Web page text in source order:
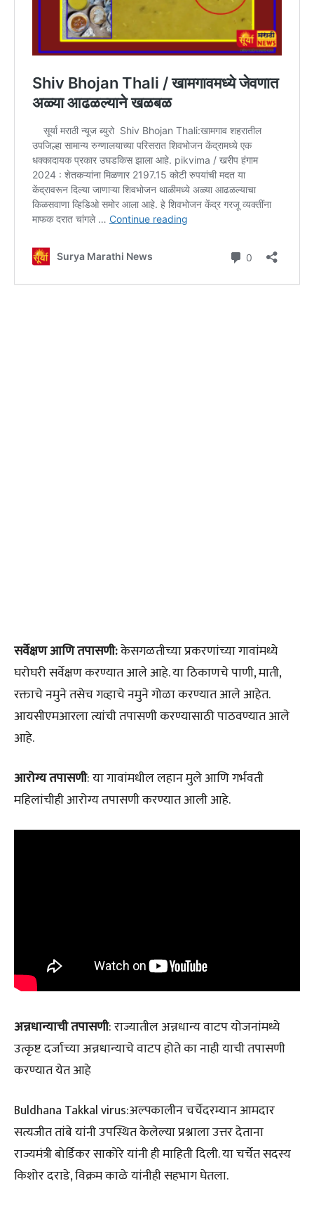
सर्वेक्षण आणि तपासणी:केसगळतीच्या प्रकरणांच्या गावांमध्ये
घरोघरी सर्वेक्षण करण्यात आले आहे. या ठिकाणचे पाणी, माती,
रक्ताचे नमुने तसेच गव्हाचे नमुने गोळा करण्यात आले आहेत.
आयसीएमआरला त्यांची तपासणी करण्यासाठी पाठवण्यात आले
आहे.
आरोग्य तपासणी: या गावांमधील लहान मुले आणि गर्भवती
महिलांचीही आरोग्य तपासणी करण्यात आली आहे.
अन्नधान्याची तपासणी: राज्यातील अन्नधान्य वाटप योजनांमध्ये
उत्कृष्ट दर्जाच्या अन्नधान्याचे वाटप होते का नाही याची तपासणी
करण्यात येत आहे
Buldhana Takkal virus:अल्पकालीन चर्चेदरम्यान आमदार
सत्यजीत तांबे यांनी उपस्थित केलेल्या प्रश्नाला उत्तर देताना
राज्यमंत्री बोर्डिकर साकोरे यांनी ही माहिती दिली. या चर्चेत सदस्य
किशोर दराडे, विक्रम काळे यांनीही सहभाग घेतला.